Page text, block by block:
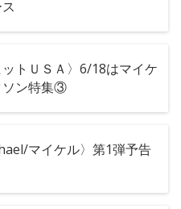
ットＵＳＡ〉6/18はマイケ
ソン特集③
マイケル〉第1弾予告